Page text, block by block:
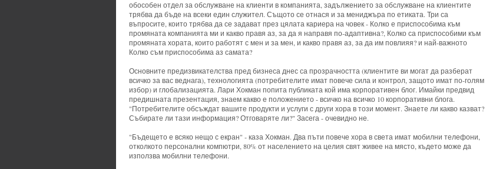
обособен отдел за обслужване на клиенти в компанията, задължението за обслужване на клиентите
трябва да бъде на всеки един служител. Същото се отнася и за мениджъра по етиката. Три са
въпросите, които трябва да се задават през цялата кариера на човек - Колко е приспособима към
промяната компанията ми и какво правя аз, за да я направя по-адаптивна?, Колко са приспособими към
промяната хората, които работят с мен и за мен, и какво правя аз, за да им повлияя? и най-важното
Колко съм приспособима аз самата?
Основните предизвикателства пред бизнеса днес са прозрачността (клиентите ви могат да разберат
всичко за вас веднага), технологията (потребителите имат повече сила и контрол, защото имат по-голям
избор) и глобализацията. Лари Хокман попита публиката кой има корпоративен блог. Имайки предвид
предишната презентация, знаем какво е положението - всичко на всичко 10 корпоративни блога.
"Потребителите обсъждат вашите продукти и услуги с други хора в този момент. Знаете ли какво казват?
Събирате ли тази информация? Отговаряте ли?" Засега - очевидно не.
"Бъдещето е всяко нещо с екран" - каза Хокман. Два пъти повече хора в света имат мобилни телефони,
отколкото персонални компютри, 80% от населението на целия свят живее на място, където може да
използва мобилни телефони.